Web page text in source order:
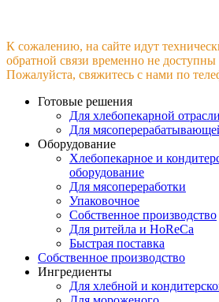
К сожалению, на сайте идут
обратной связи временно не доступны
Пожалуйста, свяжитесь с нами по
Готовые решения
Для хлебопекарной отрасли
Для
Оборудование
Хлебопекарное и
оборудование
Для мясопереработки
Упаковочное
Собственное производство
Для ритейла и HoReCa
Быстрая поставка
Собственное производство
Ингредиенты
Для хлебной и